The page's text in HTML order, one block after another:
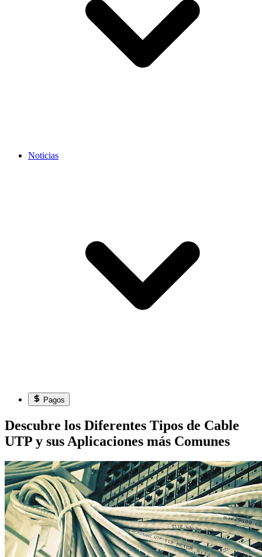
Noticias
Pagos
Descubre los Diferentes Tipos de Cable
UTP y sus Aplicaciones más Comunes